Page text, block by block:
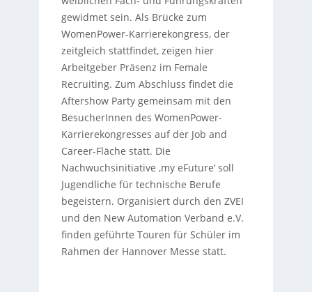
gewidmet sein. Als Brücke zum
WomenPower-Karrierekongress, der
zeitgleich stattfindet, zeigen hier
Arbeitgeber Präsenz im Female
Recruiting. Zum Abschluss findet die
Aftershow Party gemeinsam mit den
BesucherInnen des WomenPower-
Karrierekongresses auf der Job and
Career-Fläche statt. Die
Nachwuchsinitiative ‚my eFuture‘ soll
Jugendliche für technische Berufe
begeistern. Organisiert durch den ZVEI
und den New Automation Verband e.V.
finden geführte Touren für Schüler im
Rahmen der Hannover Messe statt.